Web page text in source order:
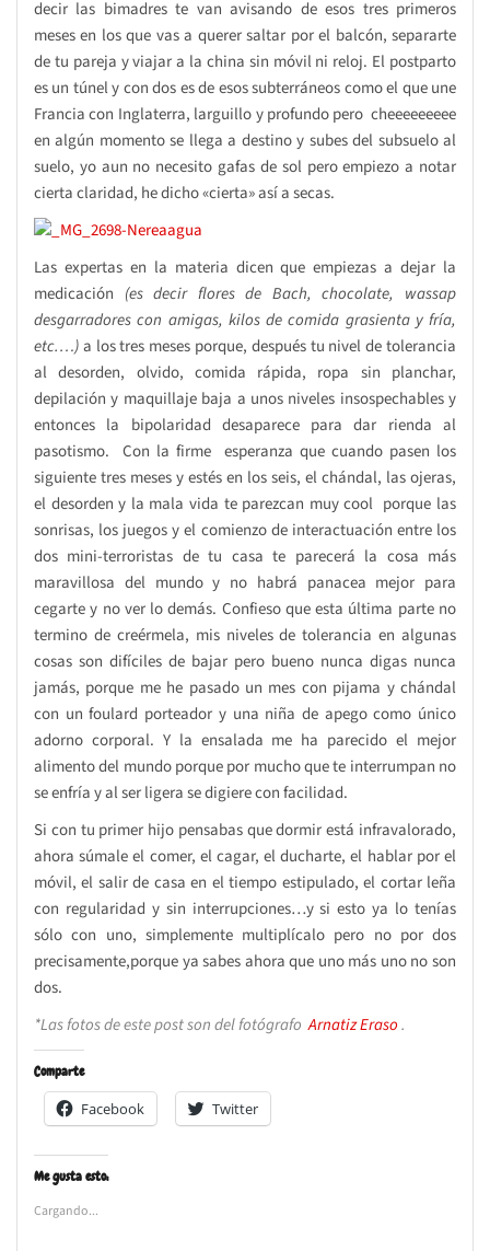
decir las bimadres te van avisando de esos tres primeros
meses en los que vas a querer saltar por el balcón, separarte
de tu pareja y viajar a la china sin móvil ni reloj. El postparto
es un túnel y con dos es de esos subterráneos como el que une
Francia con Inglaterra, larguillo y profundo pero cheeeeeeeee
en algún momento se llega a destino y subes del subsuelo al
suelo, yo aun no necesito gafas de sol pero empiezo a notar
cierta claridad, he dicho «cierta» así a secas.
Las expertas en la materia dicen que empiezas a dejar la
medicación (es decir flores de Bach, chocolate, wassap
desgarradores con amigas, kilos de comida grasienta y fría,
etc.…)a los tres meses porque, después tu nivel de tolerancia
al desorden, olvido, comida rápida, ropa sin planchar,
depilación y maquillaje baja a unos niveles insospechables y
entonces la bipolaridad desaparece para dar rienda al
pasotismo. Con la firme esperanza que cuando pasen los
siguiente tres meses y estés en los seis, el chándal, las ojeras,
el desorden y la mala vida te parezcan muy cool porque las
sonrisas, los juegos y el comienzo de interactuación entre los
dos mini-terroristas de tu casa te parecerá la cosa más
maravillosa del mundo y no habrá panacea mejor para
cegarte y no ver lo demás. Confieso que esta última parte no
termino de creérmela, mis niveles de tolerancia en algunas
cosas son difíciles de bajar pero bueno nunca digas nunca
jamás, porque me he pasado un mes con pijama y chándal
con un foulard porteador y una niña de apego como único
adorno corporal. Y la ensalada me ha parecido el mejor
alimento del mundo porque por mucho que te interrumpan no
se enfría y al ser ligera se digiere con facilidad.
Si con tu primer hijo pensabas que dormir está infravalorado,
ahora súmale el comer, el cagar, el ducharte, el hablar por el
móvil, el salir de casa en el tiempo estipulado, el cortar leña
con regularidad y sin interrupciones…y si esto ya lo tenías
sólo con uno, simplemente multiplícalo pero no por dos
precisamente,porque ya sabes ahora que uno más uno no son
dos.
*Las fotos de este post son del fotógrafoArnatiz Eraso.
Comparte
Facebook Twitter
Me gusta esto:
Cargando...